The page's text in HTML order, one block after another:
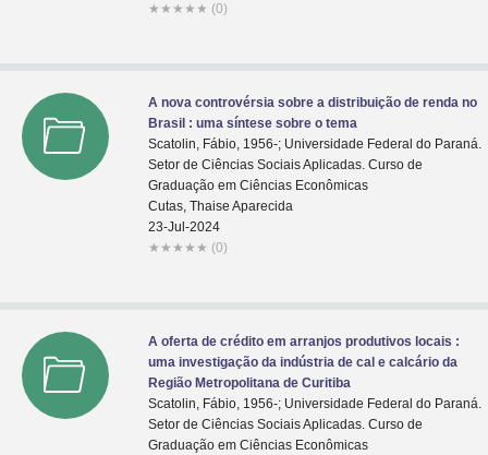
★ ★ ★ ★ ★ (0)
A nova controvérsia sobre a distribuição de renda no
Brasil : uma síntese sobre o tema
Scatolin, Fábio, 1956-; Universidade Federal do Paraná.
Setor de Ciências Sociais Aplicadas. Curso de
Graduação em Ciências Econômicas
Cutas, Thaise Aparecida
23-Jul-2024
★ ★ ★ ★ ★ (0)
A oferta de crédito em arranjos produtivos locais :
uma investigação da indústria de cal e calcário da
Região Metropolitana de Curitiba
Scatolin, Fábio, 1956-; Universidade Federal do Paraná.
Setor de Ciências Sociais Aplicadas. Curso de
Graduação em Ciências Econômicas